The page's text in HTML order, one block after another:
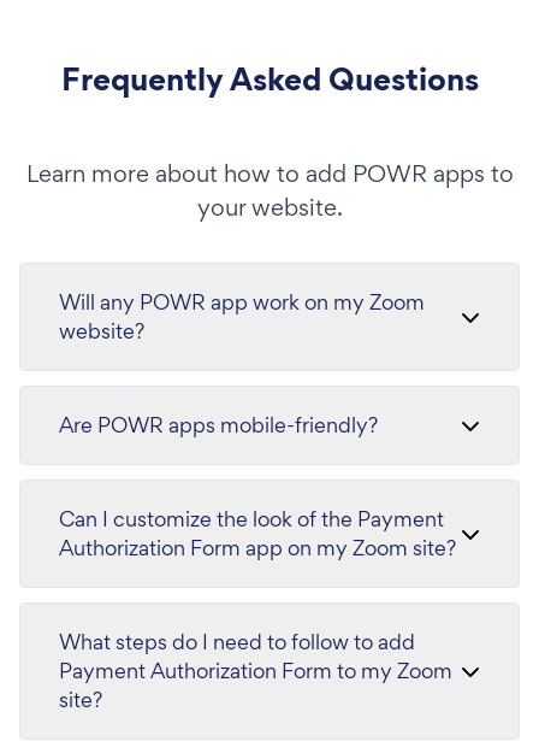
Frequently Asked Questions
Learn more about how to add POWR apps to
your website.
Will any POWR app work on my Zoom
website?
Are POWR apps mobile-friendly?
Can I customize the look of the Payment
Authorization Form app on my Zoom site?
What steps do I need to follow to add
Payment Authorization Form to my Zoom
site?